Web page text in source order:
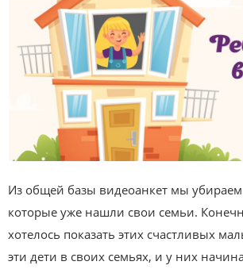
Из общей базы видеоанкет мы убираем
которые уже нашли свои семьи.
хотелось показать этих счастливых
эти дети в своих семьях, и у них